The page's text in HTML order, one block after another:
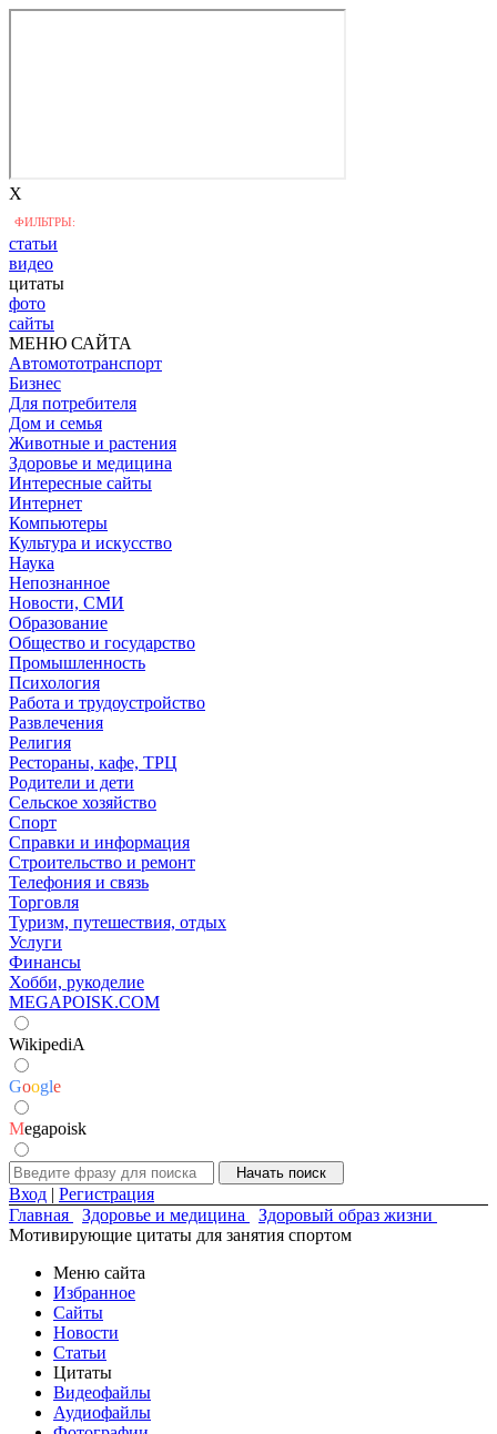
X
ФИЛЬТРЫ:
статьи
видео
цитаты
фото
сайты
МЕНЮ САЙТА
Автомототранспорт
Бизнес
Для потребителя
Дом и семья
Животные и растения
Здоровье и медицина
Интересные сайты
Интернет
Компьютеры
Культура и искусство
Наука
Непознанное
Новости, СМИ
Образование
Общество и государство
Промышленность
Психология
Работа и трудоустройство
Развлечения
Религия
Рестораны, кафе, ТРЦ
Родители и дети
Сельское хозяйство
Спорт
Справки и информация
Строительство и ремонт
Телефония и связь
Торговля
Туризм, путешествия, отдых
Услуги
Финансы
Хобби, рукоделие
MEGAPOISK.COM
WikipediA
Google
Megapoisk
Вход | Регистрация
Главная
Здоровье и медицина
Здоровый образ жизни
Мотивирующие цитаты для занятия спортом
Меню сайта
Избранное
Сайты
Новости
Статьи
Цитаты
Видеофайлы
Аудиофайлы